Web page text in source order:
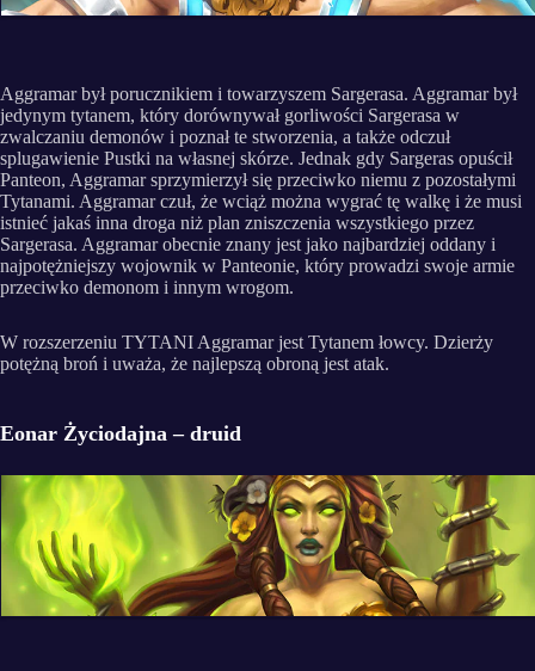
Aggramar był porucznikiem i towarzyszem Sargerasa. Aggramar był
jedynym tytanem, który dorównywał gorliwości Sargerasa w
zwalczaniu demonów i poznał te stworzenia, a także odczuł
splugawienie Pustki na własnej skórze. Jednak gdy Sargeras opuścił
Panteon, Aggramar sprzymierzył się przeciwko niemu z pozostałymi
Tytanami. Aggramar czuł, że wciąż można wygrać tę walkę i że musi
istnieć jakaś inna droga niż plan zniszczenia wszystkiego przez
Sargerasa. Aggramar obecnie znany jest jako najbardziej oddany i
najpotężniejszy wojownik w Panteonie, który prowadzi swoje armie
przeciwko demonom i innym wrogom.
W rozszerzeniu TYTANI Aggramar jest Tytanem łowcy. Dzierży
potężną broń i uważa, że najlepszą obroną jest atak.
Eonar Życiodajna – druid